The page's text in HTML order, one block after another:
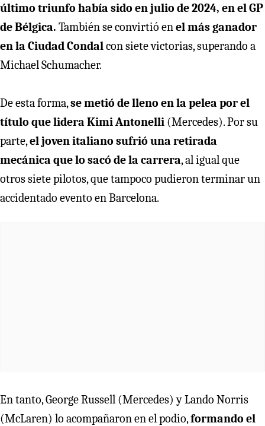
último triunfo había sido en julio de 2024, en el GP
de Bélgica. También se convirtió enel más ganador
en la Ciudad Condalcon siete victorias, superando a
Michael Schumacher.
De esta forma,se metió de lleno en la pelea por el
título que lidera Kimi Antonelli (Mercedes). Por su
parte,el joven italiano sufrió una retirada
mecánica que lo sacó de la carrera, al igual que
otros siete pilotos, que tampoco pudieron terminar un
accidentado evento en Barcelona.
En tanto, George Russell (Mercedes) y Lando Norris
(McLaren) lo acompañaron en el podio,formando el